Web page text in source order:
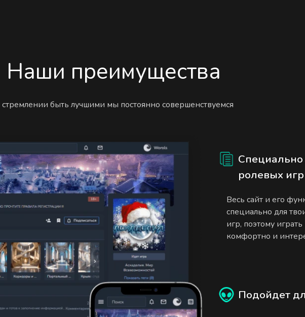
Наши преимущества
быть лучшими мы постоянно совершенствуемся
Специально
ролевых игр
Весь сайт и его
специально для
игр, поэтому
комфортно и
Подойдет